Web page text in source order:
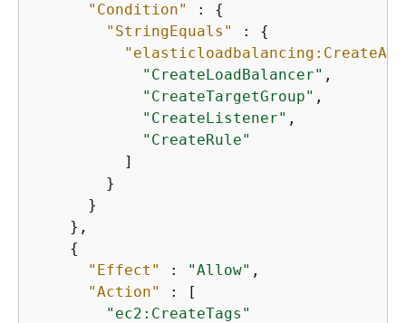
"Condition"
: {
"StringEquals"
: {
"CreateLoadBalancer" ,
"CreateTargetGroup" ,
"CreateListener" ,
"CreateRule"
          ]
        }
      }
    },
{
"Effect"
: "Allow" ,
"Action"
: [
"ec2:CreateTags"